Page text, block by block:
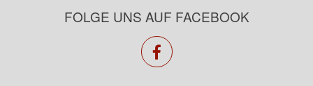
FOLGE UNS AUF FACEBOOK
facebook